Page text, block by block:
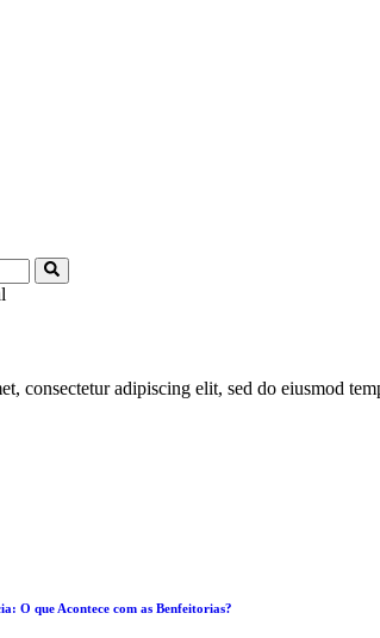
consectetur adipiscing elit, sed do eiusmod
O que Acontece com as Benfeitorias?